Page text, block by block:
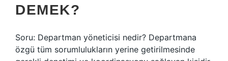
DEMEK?
Soru: Departman yöneticisi nedir? Departmana
özgü tüm sorumlulukların yerine getirilmesinde